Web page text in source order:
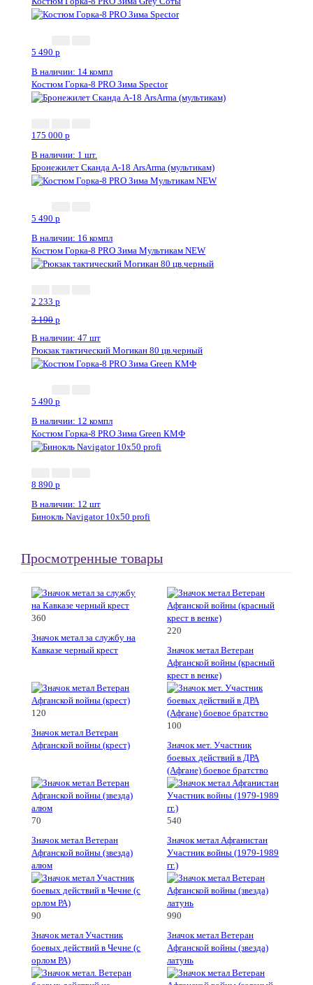
5 490 p
В наличии: 14 компл
Костюм Горка-8 PRO Зима Speсtor
175 000 p
В наличии: 1 шт.
Бронежилет Сканда А-18 ArsArma (мультикам)
5 490 p
В наличии: 16 компл
Костюм Горка-8 PRO Зима Мультикам NEW
2 233 p
3 190 p
В наличии: 47 шт
Рюкзак тактический Могикан 80 цв.черный
5 490 p
В наличии: 12 компл
Костюм Горка-8 PRO Зима Green КМФ
8 890 p
В наличии: 12 шт
Бинокль Navigator 10х50 profi
Просмотренные товары
360
Значок метал за службу на
Кавказе черный крест
220
Значок метал Ветеран
Афганской войны (красный
крест в венке)
120
Значок метал Ветеран
Афганской войны (крест)
100
Значок мет. Участник
боевых действий в ДРА
(Афгане) боевое братство
70
Значок метал Ветеран
Афганской войны (звезда)
алюм
540
Значок метал Афганистан
Участник войны (1979-1989
гг.)
90
Значок метал Участник
боевых действий в Чечне (с
орлом РА)
990
Значок метал Ветеран
Афганской войны (звезда)
латунь